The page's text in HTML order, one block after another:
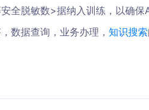
全脱敏数>据纳入训练，以确
数据查询，业务办理， 知识搜索